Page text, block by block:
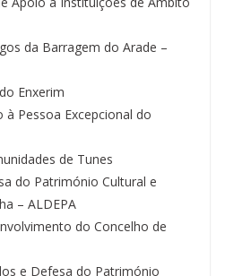
da Barragem do Arade –
Enxerim
à Pessoa Excepcional do
de Tunes
do Património Cultural e
– ALDEPA
do Concelho de
e Defesa do Património